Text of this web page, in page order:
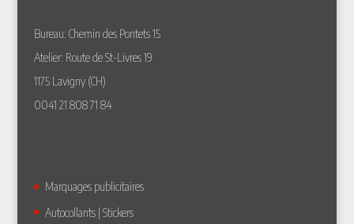
Bureau: Chemin des Pontets 15
Atelier: Route de St-Livres 19
1175 Lavigny (CH)
0041 21 808 71 84
Marquages publicitaires
Autocollants | Stickers